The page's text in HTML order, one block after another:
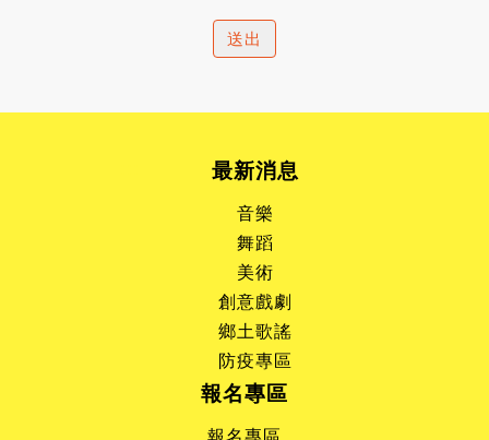
最新消息
音樂
舞蹈
美術
創意戲劇
鄉土歌謠
防疫專區
報名專區
報名專區